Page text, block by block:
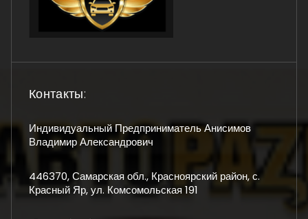
Контакты:
Индивидуальный Предприниматель Анисимов
Владимир Александрович
446370, Самарская обл., Красноярский район, с.
Красный Яр, ул. Комсомольская 191